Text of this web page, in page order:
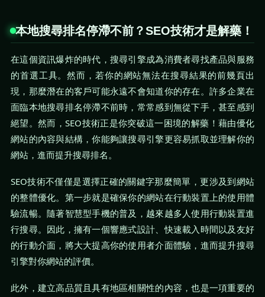
本地搜尋排名停滯不前？SEO技術才是解藥！
在這個資訊爆炸的時代，搜尋引擎成為消費者尋找產品與服務
的首選工具。然而，若你的網站無法在搜尋結果的前幾頁出
現，那麼潛在的客戶可能永遠不會知道你的存在。許多企業在
面臨本地搜尋排名停滯不前時，常常感到無從下手，甚至感到
絕望。然而，SEO技術正是你突破這一困境的解藥！藉由優化
網站的內容與結構，你能夠讓搜尋引擎更容易抓取並理解你的
網站，進而提升搜尋排名。
SEO技術不僅僅是選擇正確的關鍵字那麼簡單，更涉及到網站
的整體優化。第一步就是確保你的網站在行動裝置上的使用體
驗流暢。隨著智慧型手機的普及，越來越多人使用行動裝置進
行搜尋。因此，擁有一個響應式設計、快速載入時間以及友好
的行動介面，將大大提高你的使用者介面體驗，進而提升搜尋
引擎對你網站的評價。
此外，建立高品質且具有地區相關性的內容，也是一項重要的